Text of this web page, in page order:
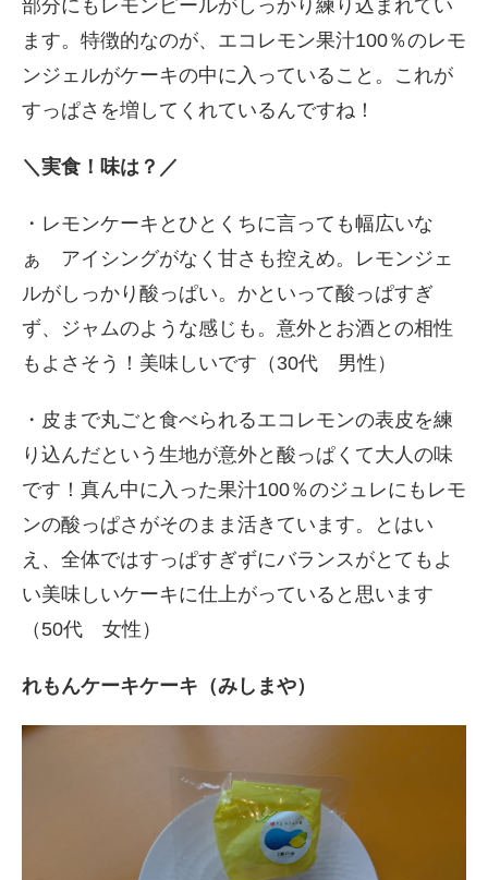
部分にもレモンピールがしっかり練り込まれてい
ます。特徴的なのが、エコレモン果汁100％のレモ
ンジェルがケーキの中に入っていること。これが
すっぱさを増してくれているんですね！
＼実食！味は？／
・レモンケーキとひとくちに言っても幅広いな
ぁ アイシングがなく甘さも控えめ。レモンジェ
ルがしっかり酸っぱい。かといって酸っぱすぎ
ず、ジャムのような感じも。意外とお酒との相性
もよさそう！美味しいです（30代 男性）
・皮まで丸ごと食べられるエコレモンの表皮を練
り込んだという生地が意外と酸っぱくて大人の味
です！真ん中に入った果汁100％のジュレにもレモ
ンの酸っぱさがそのまま活きています。とはい
え、全体ではすっぱすぎずにバランスがとてもよ
い美味しいケーキに仕上がっていると思います
（50代 女性）
れもんケーキケーキ（みしまや）